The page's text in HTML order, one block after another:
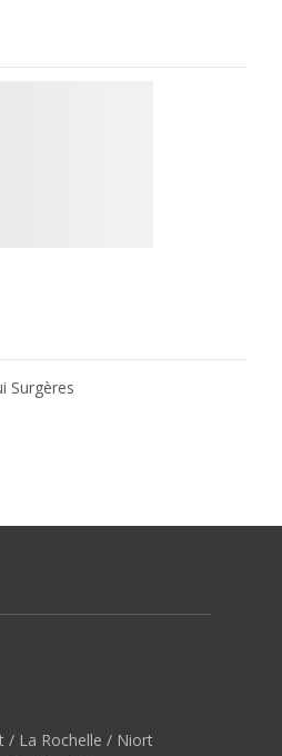
Surgères
/ La Rochelle / Niort